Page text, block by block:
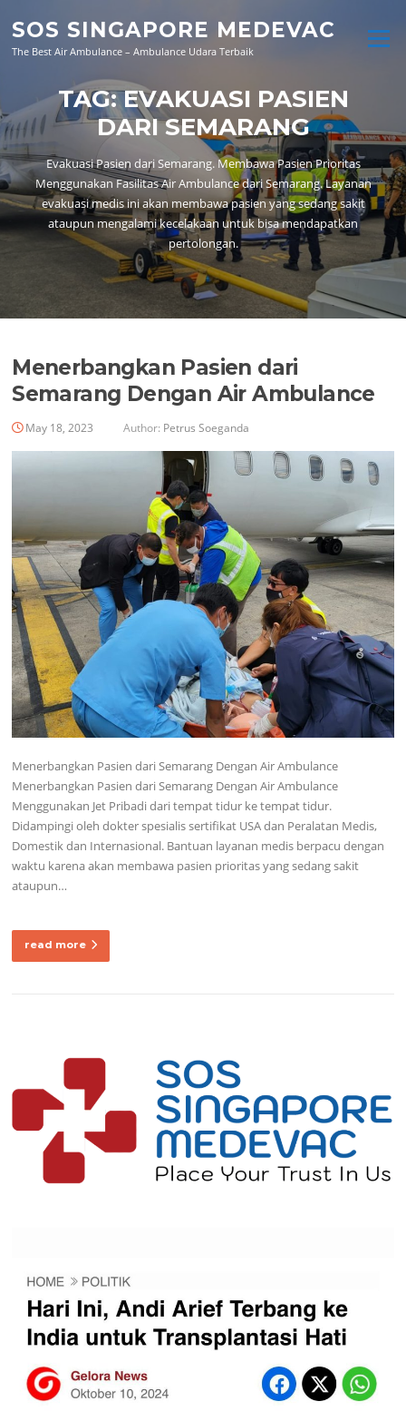
content
SOS SINGAPORE MEDEVAC
The Best Air Ambulance – Ambulance Udara Terbaik
Menu
TAG:EVAKUASI PASIEN
DARI SEMARANG
Evakuasi Pasien dari Semarang. Membawa Pasien Prioritas
Menggunakan Fasilitas Air Ambulance dari Semarang. Layanan
evakuasi medis ini akan membawa pasien yang sedang sakit
ataupun mengalami kecelakaan untuk bisa mendapatkan
pertolongan.
Menerbangkan Pasien dari
Semarang Dengan Air Ambulance
May 18, 2023 Author: Petrus Soeganda
Menerbangkan Pasien dari Semarang Dengan Air Ambulance
Menerbangkan Pasien dari Semarang Dengan Air Ambulance
Menggunakan Jet Pribadi dari tempat tidur ke tempat tidur.
Didampingi oleh dokter spesialis sertifikat USA dan Peralatan Medis,
Domestik dan Internasional. Bantuan layanan medis berpacu dengan
waktu karena akan membawa pasien prioritas yang sedang sakit
ataupun…
read more